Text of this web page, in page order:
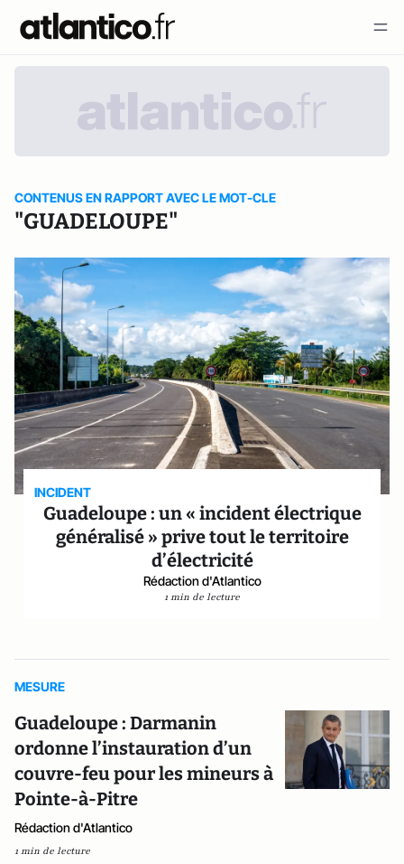
CONTENUS EN RAPPORT AVEC LE MOT-CLE
"GUADELOUPE"
INCIDENT
Guadeloupe : un « incident électrique
généralisé » prive tout le territoire
d’électricité
Rédaction d'Atlantico
1 min de lecture
MESURE
Guadeloupe : Darmanin
ordonne l’instauration d’un
couvre-feu pour les mineurs à
Pointe-à-Pitre
Rédaction d'Atlantico
1 min de lecture